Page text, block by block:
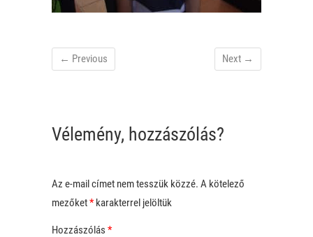
← Previous Next →
Vélemény, hozzászólás?
Az e-mail címet nem tesszük közzé. A kötelező
mezőket*karakterrel jelöltük
Hozzászólás *